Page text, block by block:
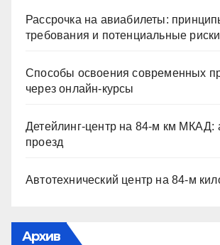
Рассрочка на авиабилеты:
требования и потенциальные риски
Способы освоения современных
через онлайн-курсы
Детейлинг-центр на 84-м км МКАД:
проезд
Автотехнический центр на 84-м
Архив